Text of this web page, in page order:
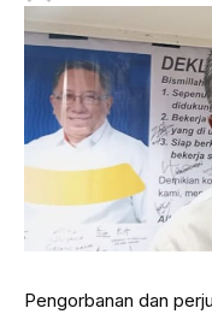
Pengorbanan dan